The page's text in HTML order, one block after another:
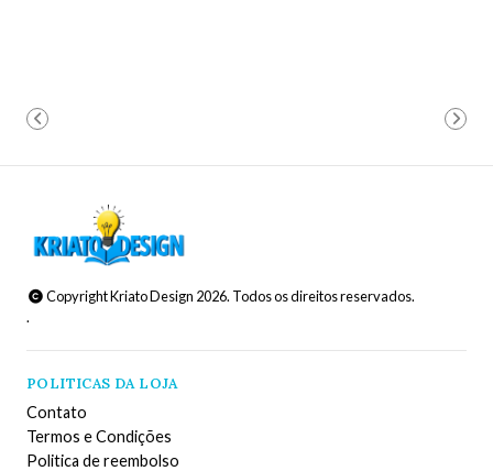
Copyright Kriato Design 2026. Todos os direitos reservados.
.
POLITICAS DA LOJA
Contato
Termos e Condições
Politica de reembolso